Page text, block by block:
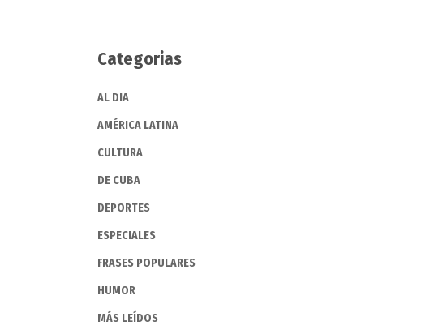
Categorias
AL DIA
AMÉRICA LATINA
CULTURA
DE CUBA
DEPORTES
ESPECIALES
FRASES POPULARES
HUMOR
MÁS LEÍDOS